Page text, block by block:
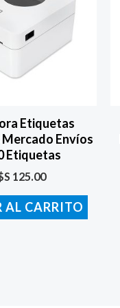
Etiquetas
Envíos
Etiquetas
125.00
AL CARRITO